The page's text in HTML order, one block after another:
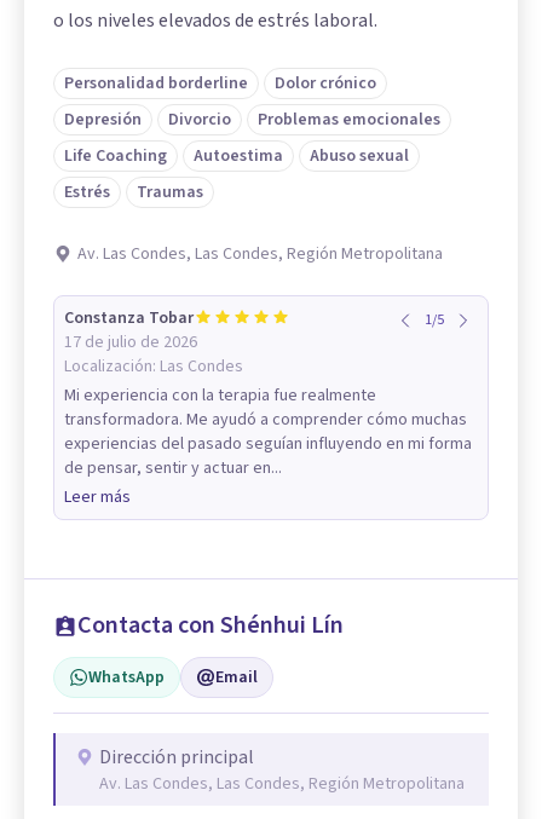
o los niveles elevados de estrés laboral.
Personalidad borderline
Dolor crónico
Depresión
Divorcio
Problemas emocionales
Life Coaching
Autoestima
Abuso sexual
Estrés
Traumas
Av. Las Condes, Las Condes, Región Metropolitana
Constanza Tobar
17 de julio de 2026
Localización: Las Condes
1/5
Mi experiencia con la terapia fue realmente
transformadora. Me ayudó a comprender cómo muchas
experiencias del pasado seguían influyendo en mi forma
de pensar, sentir y actuar en...
Leer más
Contacta con Shénhui Lín
WhatsApp Email
Dirección principal
Av. Las Condes, Las Condes, Región Metropolitana